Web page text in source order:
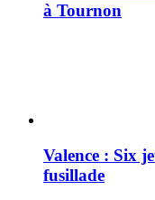
à Tournon
Valence : Six
fusillade